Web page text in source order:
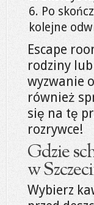
Po
kolejne
Escape
rodziny
wyzwanie
również
się na tę
rozrywce!
Gdzie
w
Wybierz